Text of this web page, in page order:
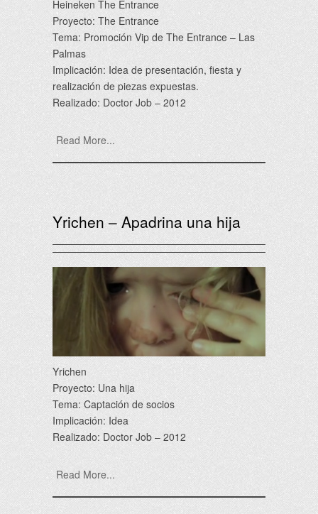
Heineken The Entrance
Proyecto: The Entrance
Tema: Promoción Vip de The Entrance – Las
Palmas
Implicación: Idea de presentación, fiesta y
realización de piezas expuestas.
Realizado: Doctor Job – 2012
Read More...
Yrichen – Apadrina una hija
Yrichen
Proyecto: Una hija
Tema: Captación de socios
Implicación: Idea
Realizado: Doctor Job – 2012
Read More...